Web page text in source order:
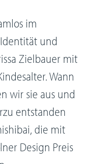
im
und
Zielbauer mit
Wann
wir sie aus und
entstanden
die mit
Design Preis